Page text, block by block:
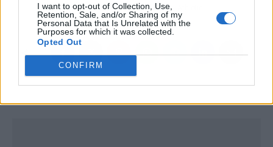
I want to opt-out of Collection, Use,
Retention, Sale, and/or Sharing of my
Personal Data that Is Unrelated with the
Purposes for which it was collected.
Opted Out
CONFIRM
periodista